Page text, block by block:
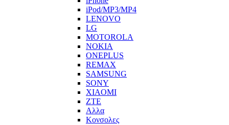
iPod/MP3/MP4
LENOVO
LG
MOTOROLA
NOKIA
ONEPLUS
REMAX
SAMSUNG
SONY
XIAOMI
ZTE
Αλλα
Κονσολες